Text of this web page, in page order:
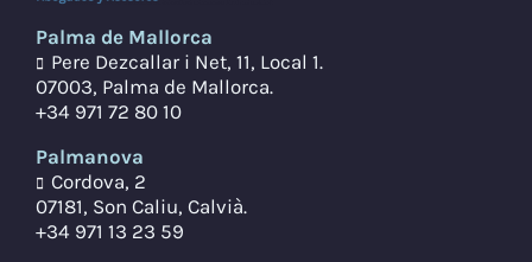
Palma de Mallorca
Pere Dezcallar i Net, 11, Local 1.
07003, Palma de Mallorca.
+34 971 72 80 10
Palmanova
Cordova, 2
07181, Son Caliu, Calvià.
+34 971 13 23 59